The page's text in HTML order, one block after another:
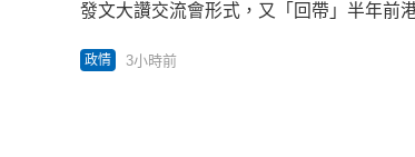
發文大讚交流會形式，又「回帶」半年前
導人去年底聽取李家超述職、提出「堅持
政情 3小時前